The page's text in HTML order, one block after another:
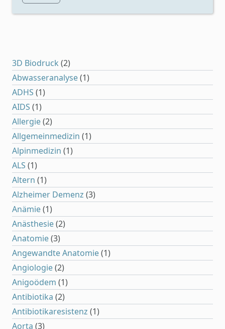
3D Biodruck (2)
Abwasseranalyse(1)
ADHS (1)
AIDS (1)
Allergie(2)
Allgemeinmedizin (1)
Alpinmedizin (1)
ALS (1)
Altern (1)
Alzheimer Demenz (3)
Anämie(1)
Anästhesie(2)
Anatomie(3)
Angewandte Anatomie(1)
Angiologie(2)
Anigoödem (1)
Antibiotika (2)
Antibiotikaresistenz (1)
Aorta (3)